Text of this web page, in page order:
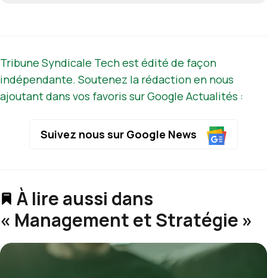
Tribune Syndicale Tech est édité de façon
indépendante. Soutenez la rédaction en nous
ajoutant dans vos favoris sur Google Actualités :
Suivez nous sur Google News
À lire aussi dans
« Management et Stratégie »